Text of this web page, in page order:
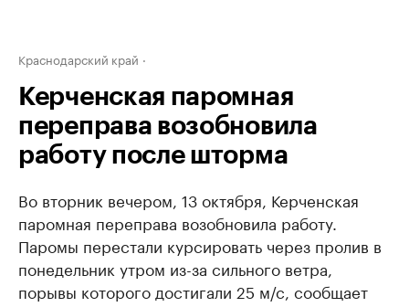
Краснодарский край
Керченская паромная
переправа возобновила
работу после шторма
Во вторник вечером, 13 октября, Керченская
паромная переправа возобновила работу.
Паромы перестали курсировать через пролив в
понедельник утром из-за сильного ветра,
порывы которого достигали 25 м/с, сообщает